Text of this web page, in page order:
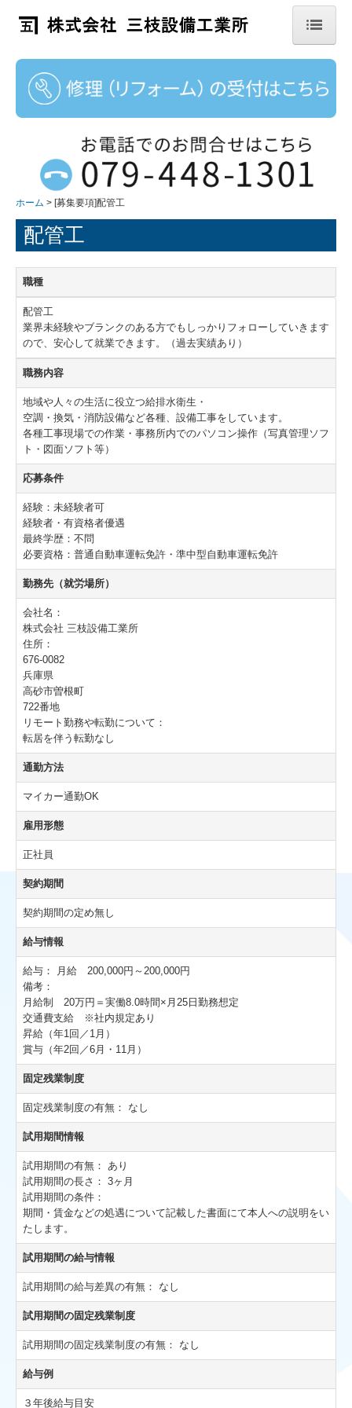
企業情報
施工実績
会社紹介
社員の声
採用情報
[募集要項]配管工
[募集要項]CADオペ兼管理補助
[募集要項]現場管理(経験者)
お問合せ
福利厚生（リゾート）
ホーム [募集要項]配管工
配管工
職種
配管工
業界未経験やブランクのある方でもしっかりフォローしていきます
ので、安心して就業できます。（過去実績あり）
職務内容
地域や人々の生活に役立つ給排水衛生・
空調・換気・消防設備など各種、設備工事をしています。
各種工事現場での作業・事務所内でのパソコン操作（写真管理ソフ
ト・図面ソフト等）
応募条件
経験：未経験者可
経験者・有資格者優遇
最終学歴：不問
必要資格：普通自動車運転免許・準中型自動車運転免許
勤務先（就労場所）
会社名：
株式会社 三枝設備工業所
住所：
676-0082
兵庫県
高砂市曽根町
722番地
リモート勤務や転勤について：
転居を伴う転勤なし
通勤方法
マイカー通勤OK
雇用形態
正社員
契約期間
契約期間の定め無し
給与情報
給与：
月給 200,000円～200,000円
備考：
月給制 20万円＝実働8.0時間×月25日勤務想定
交通費支給 ※社内規定あり
昇給（年1回／1月）
賞与（年2回／6月・11月）
固定残業制度
固定残業制度の有無： なし
試用期間情報
試用期間の有無： あり
試用期間の長さ： 3ヶ月
試用期間の条件：
期間・賃金などの処遇について記載した書面にて本人への説明をい
たします。
試用期間の給与情報
試用期間の給与差異の有無： なし
試用期間の固定残業制度
試用期間の固定残業制度の有無： なし
給与例
３年後給与目安